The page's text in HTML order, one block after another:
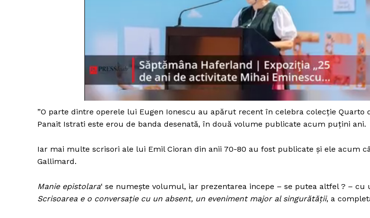
FREEDOM HOUSE
ROMÂNIA
Despre noi /
Rețea
”O parte dintre operele lui Eugen Ionescu au apărut recent în celebra colecție Quarto
Panait Istrati este erou de banda desenată, în două volume publicate acum puțini ani.
Iar mai multe scrisori ale lui Emil Cioran din anii 70-80 au fost publicate și ele acum
Gallimard.
Manie epistolara‘ se numește volumul, iar prezentarea incepe – se putea altfel ? – cu
Scrisoarea e o conversație cu un absent, un eveniment major al singurătății, a